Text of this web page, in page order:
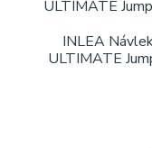
INLEA
ULTIMATE